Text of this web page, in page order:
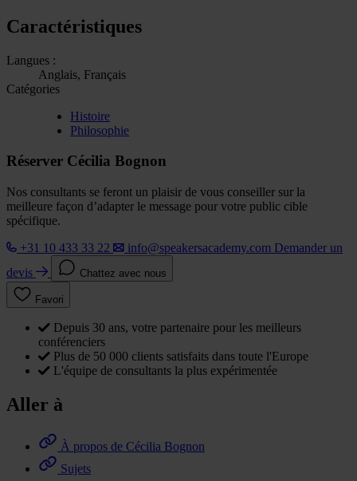
Caractéristiques
Langues :
Anglais, Français
Catégories
Histoire
Philosophie
Réserver Cécilia Bognon
Nos consultants se feront un plaisir de vous conseiller sur la
meilleure façon d’adapter le message pour votre public cible
spécifique.
+31 10 433 33 22
info@speakersacademy.com Demander un
devis
Chattez avec nous
Favori
Depuis 30 ans, votre partenaire pour les meilleurs
conférenciers
Plus de 50 000 clients satisfaits dans toute l'Europe
L'équipe de consultants la plus expérimentée
Aller à
À propos de Cécilia Bognon
Sujets